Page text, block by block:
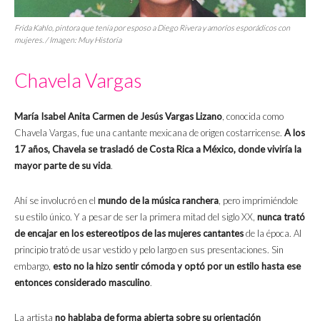
Frida Kahlo, pintora que tenía por esposo a Diego Rivera y amoríos esporádicos con
mujeres. / Imagen: Muy Historia
Chavela Vargas
María Isabel Anita Carmen de Jesús Vargas Lizano, conocida como
Chavela Vargas, ​fue una cantante mexicana de origen costarricense. A los
17 años, Chavela se trasladó de Costa Rica a México, donde viviría la
mayor parte de su vida.
Ahí se involucró en el mundo de la música ranchera, pero imprimiéndole
su estilo único. Y a pesar de ser la primera mitad del siglo XX, nunca trató
de encajar en los estereotipos de las mujeres cantantesde la época. Al
principio trató de usar vestido y pelo largo en sus presentaciones. Sin
embargo, esto no la hizo sentir cómoda y optó por un estilo hasta ese
entonces considerado masculino.
La artista no hablaba de forma abierta sobre su orientación